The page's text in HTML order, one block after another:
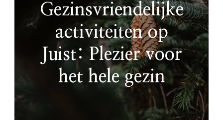
Gezinsvriendelijke
activiteiten op
Juist: Plezier voor
het hele gezin